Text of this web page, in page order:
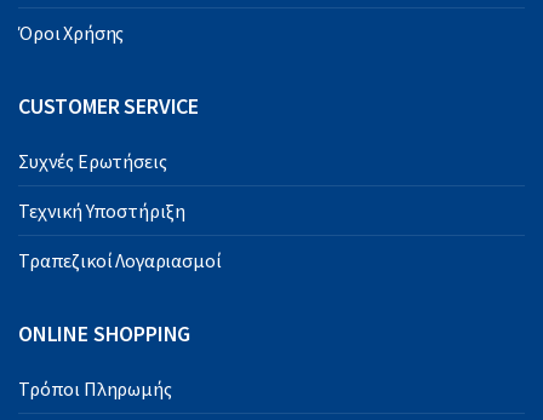
Όροι Χρήσης
CUSTOMER SERVICE
Συχνές Ερωτήσεις
Τεχνική Υποστήριξη
Τραπεζικοί Λογαριασμοί
ONLINE SHOPPING
Τρόποι Πληρωμής